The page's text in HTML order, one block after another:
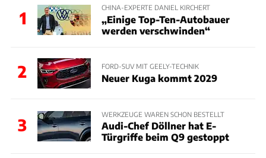
1
CHINA-EXPERTE DANIEL KIRCHERT
„Einige Top-Ten-Autobauer
werden verschwinden“
2 FORD-SUV MIT GEELY-TECHNIK
Neuer Kuga kommt 2029
3
WERKZEUGE WAREN SCHON BESTELLT
Audi-Chef Döllner hat E-
Türgriffe beim Q9 gestoppt